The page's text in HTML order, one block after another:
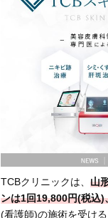
TCBクリニックは、 山
ンは1回19,800円(税込
(看護師)の施術を受ける